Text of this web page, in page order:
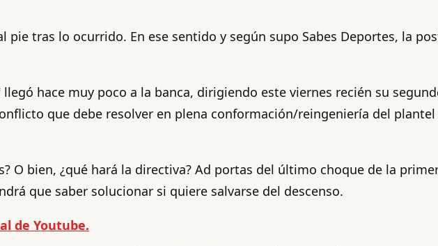
pie tras lo ocurrido. En ese sentido y según supo Sabes Deportes, la
hace muy poco a la banca, dirigiendo este viernes recién su
que debe resolver en plena conformación/reingeniería del
O bien, ¿qué hará la directiva? Ad portas del último choque de la
que saber solucionar si quiere salvarse del descenso.
de Youtube.